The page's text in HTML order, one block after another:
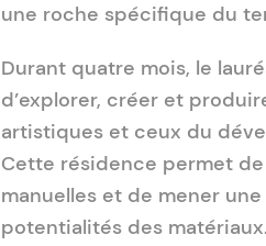
une roche spécifique du
Durant quatre mois, le
d’explorer, créer et
artistiques et ceux du
Cette résidence permet
manuelles et de mener
potentialités des matériaux.